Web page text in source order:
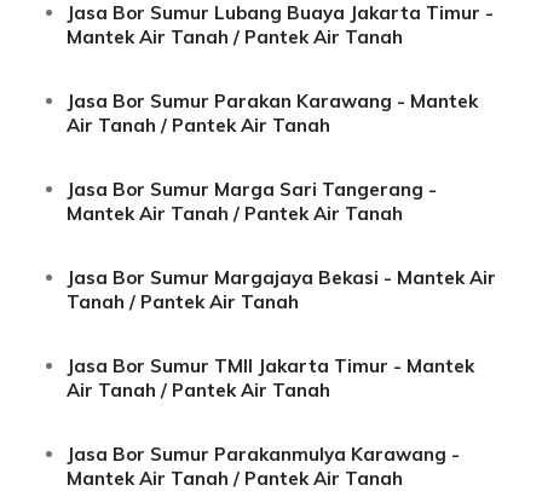
Jasa Bor Sumur Lubang Buaya Jakarta Timur -
Mantek Air Tanah / Pantek Air Tanah
Jasa Bor Sumur Parakan Karawang - Mantek
Air Tanah / Pantek Air Tanah
Jasa Bor Sumur Marga Sari Tangerang -
Mantek Air Tanah / Pantek Air Tanah
Jasa Bor Sumur Margajaya Bekasi - Mantek Air
Tanah / Pantek Air Tanah
Jasa Bor Sumur TMII Jakarta Timur - Mantek
Air Tanah / Pantek Air Tanah
Jasa Bor Sumur Parakanmulya Karawang -
Mantek Air Tanah / Pantek Air Tanah